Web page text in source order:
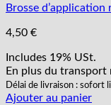
Brosse
4,50 €
Includes 19% USt.
En plus du transport
Délai de livraison : sofort
Ajouter au panier